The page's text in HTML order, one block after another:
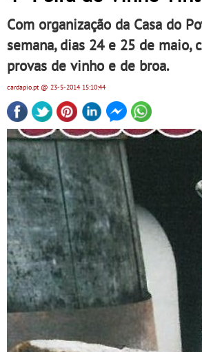
Com organização da Casa do
semana, dias 24 e 25 de maio,
provas de vinho e de broa.
cardapio.pt@ 23-5-201415:10:44